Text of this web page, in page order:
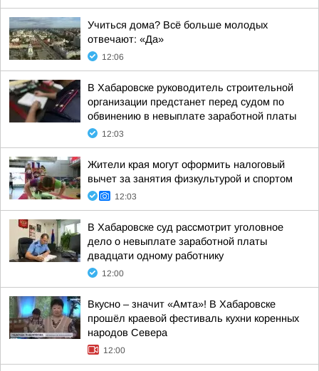
Учиться дома? Всё больше молодых
отвечают: «Да»
12:06
В Хабаровске руководитель строительной
организации предстанет перед судом по
обвинению в невыплате заработной платы
12:03
Жители края могут оформить налоговый
вычет за занятия физкультурой и спортом
12:03
В Хабаровске суд рассмотрит уголовное
дело о невыплате заработной платы
двадцати одному работнику
12:00
Вкусно – значит «Амта»! В Хабаровске
прошёл краевой фестиваль кухни коренных
народов Севера
12:00